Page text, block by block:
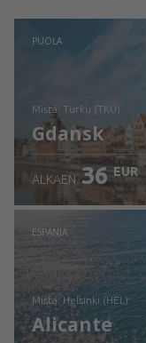
PUOLA
mistä: Turku (TKU)
Gdansk
Tarkista tiedot
ALKAEN 36 EUR
ESPANJA
mistä: Helsinki (HEL)
Alicante